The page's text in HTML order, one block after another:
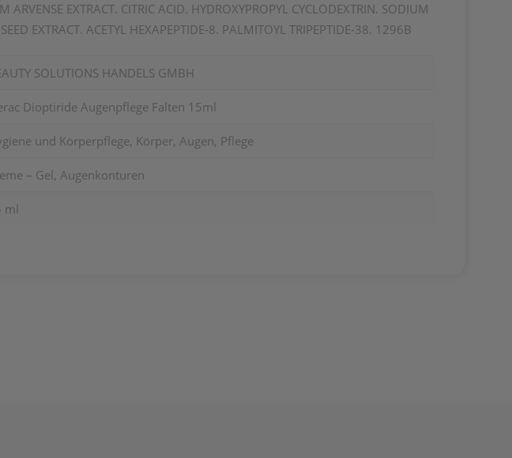
ARVENSE EXTRACT. CITRIC ACID. HYDROXYPROPYL CYCLODEXTRIN. SODIUM
EXTRACT. ACETYL HEXAPEPTIDE-8. PALMITOYL TRIPEPTIDE-38. 1296B
SOLUTIONS HANDELS GMBH
Dioptiride Augenpflege Falten 15ml
und Körperpflege, Körper, Augen, Pflege
– Gel, Augenkonturen
ml